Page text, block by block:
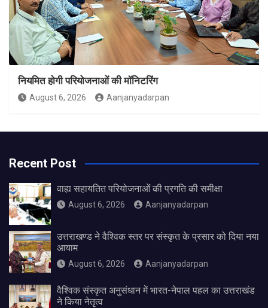
नियमित होगी परियोजनाओं की मॉनिटरिंग
August 6, 2026 Aanjanyadarpan
Recent Post
वाह्य सहायतित परियोजनाओं की प्रगति की समीक्षा
August 6, 2026 Aanjanyadarpan
उत्तराखण्ड ने वैश्विक स्तर पर संस्कृत के प्रसार को दिया नया
आयाम
August 6, 2026 Aanjanyadarpan
वैश्विक संस्कृत अनुसंधान में भारत-नेपाल पहल का उत्तराखंड
ने किया नेतृत्व